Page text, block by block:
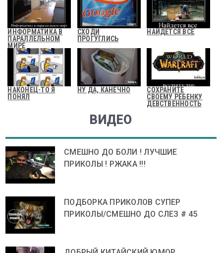
ИНФОРМАТИКА В
ПАРАЛЛЕЛЬНОМ
МИРЕ
СХОДИ
ПРОГУГЛИСЬ
НАЙДЕТСЯ ВСЁ
НАКОНЕЦ-ТО Я
ПОНЯЛ
НУ ДА, КАНЕЧНО
СОХРАНИТЕ
СВОЕМУ РЕБЕНКУ
ДЕВСТВЕННОСТЬ
ВИДЕО
СМЕШНО ДО БОЛИ ! ЛУЧШИЕ
ПРИКОЛЫ ! РЖАКА !!!
ПОДБОРКА ПРИКОЛОВ СУПЕР
ПРИКОЛЫ/СМЕШНО ДО СЛЕЗ # 45